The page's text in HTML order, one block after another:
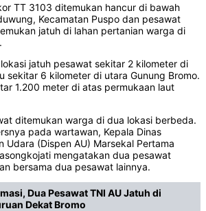
TT 3103 ditemukan hancur di bawah
Kecamatan Puspo dan pesawat
jatuh di lahan pertanian warga di
jatuh pesawat sekitar 2 kilometer di
sekitar 6 kilometer di utara Gunung Bromo.
1.200 meter di atas permukaan laut
ditemukan warga di dua lokasi berbeda.
pada wartawan, Kepala Dinas
Udara (Dispen AU) Marsekal Pertama
mengatakan dua pesawat
bersama dua pesawat lainnya.
Dua Pesawat TNI AU Jatuh di
Dekat Bromo